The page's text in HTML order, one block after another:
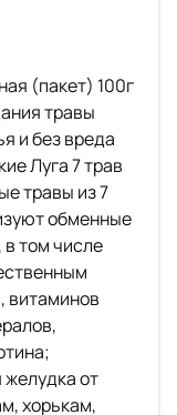
(пакет) 100г
травы
и без вреда
Луга 7 трав
травы из 7
обменные
том числе
витаминов
от
хорькам,